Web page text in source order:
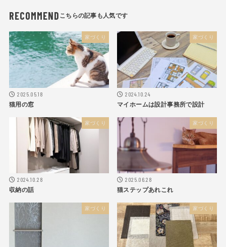
RECOMMEND
家づくり
2025.05.18
猫用の窓
家づくり
2024.10.24
マイホームは設計事務所で設計
家づくり
2024.10.28
収納の話
家づくり
2025.06.28
猫ステップあれこれ
家づくり 家づくり